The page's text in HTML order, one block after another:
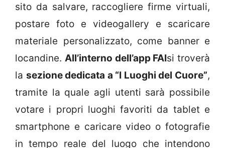
sito da salvare, raccogliere firme virtuali,
postare foto e videogallery e scaricare
materiale personalizzato, come banner e
locandine. All’interno dell’app FAIsi troverà
la sezione dedicata a “I Luoghi del Cuore”,
tramite la quale agli utenti sarà possibile
votare i propri luoghi favoriti da tablet e
smartphone e caricare video o fotografie
in tempo reale del luogo che intendono